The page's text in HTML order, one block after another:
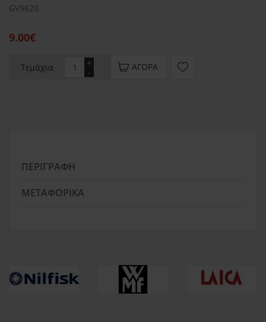
GV9620
9.00€
Τεμάχια -
+ ΑΓΟΡΆ
ΠΕΡΙΓΡΑΦΉ
ΜΕΤΑΦΟΡΙΚΆ